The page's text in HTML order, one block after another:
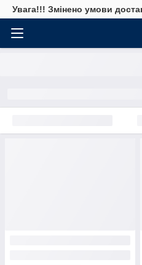
Увага!!! Змінено умови